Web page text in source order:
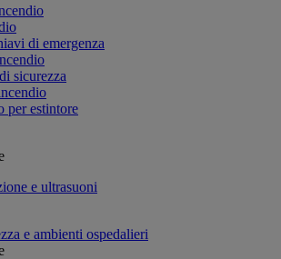
di emergenza
sicurezza
per estintore
e ultrasuoni
e ambienti ospedalieri